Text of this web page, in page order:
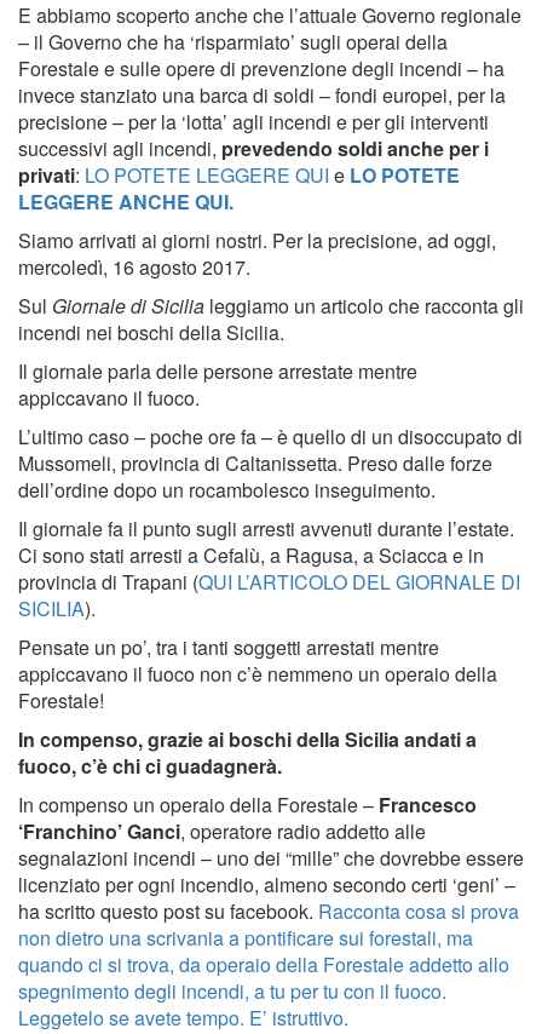
E abbiamo scoperto anche che l’attuale Governo regionale
– il Governo che ha ‘risparmiato’ sugli operai della
Forestale e sulle opere di prevenzione degli incendi – ha
invece stanziato una barca di soldi – fondi europei, per la
precisione – per la ‘lotta’ agli incendi e per gli interventi
successivi agli incendi, prevedendo soldi anche per i
privati: LO POTETE LEGGERE QUI e LO POTETE
LEGGERE ANCHE QUI.
Siamo arrivati ai giorni nostri. Per la precisione, ad oggi,
mercoledì, 16 agosto 2017.
Sul Giornale di Sicilia leggiamo un articolo che racconta gli
incendi nei boschi della Sicilia.
Il giornale parla delle persone arrestate mentre
appiccavano il fuoco.
L’ultimo caso – poche ore fa – è quello di un disoccupato di
Mussomeli, provincia di Caltanissetta. Preso dalle forze
dell’ordine dopo un rocambolesco inseguimento.
Il giornale fa il punto sugli arresti avvenuti durante l’estate.
Ci sono stati arresti a Cefalù, a Ragusa, a Sciacca e in
provincia di Trapani (QUI L’ARTICOLO DEL GIORNALE DI
SICILIA).
Pensate un po’, tra i tanti soggetti arrestati mentre
appiccavano il fuoco non c’è nemmeno un operaio della
Forestale!
In compenso, grazie ai boschi della Sicilia andati a
fuoco, c’è chi ci guadagnerà.
In compenso un operaio della Forestale – Francesco
‘Franchino’ Ganci, operatore radio addetto alle
segnalazioni incendi – uno dei “mille” che dovrebbe essere
licenziato per ogni incendio, almeno secondo certi ‘geni’ –
ha scritto questo post su facebook. Racconta cosa si prova
non dietro una scrivania a pontificare sui forestali, ma
quando ci si trova, da operaio della Forestale addetto allo
spegnimento degli incendi, a tu per tu con il fuoco.
Leggetelo se avete tempo. E’ istruttivo.